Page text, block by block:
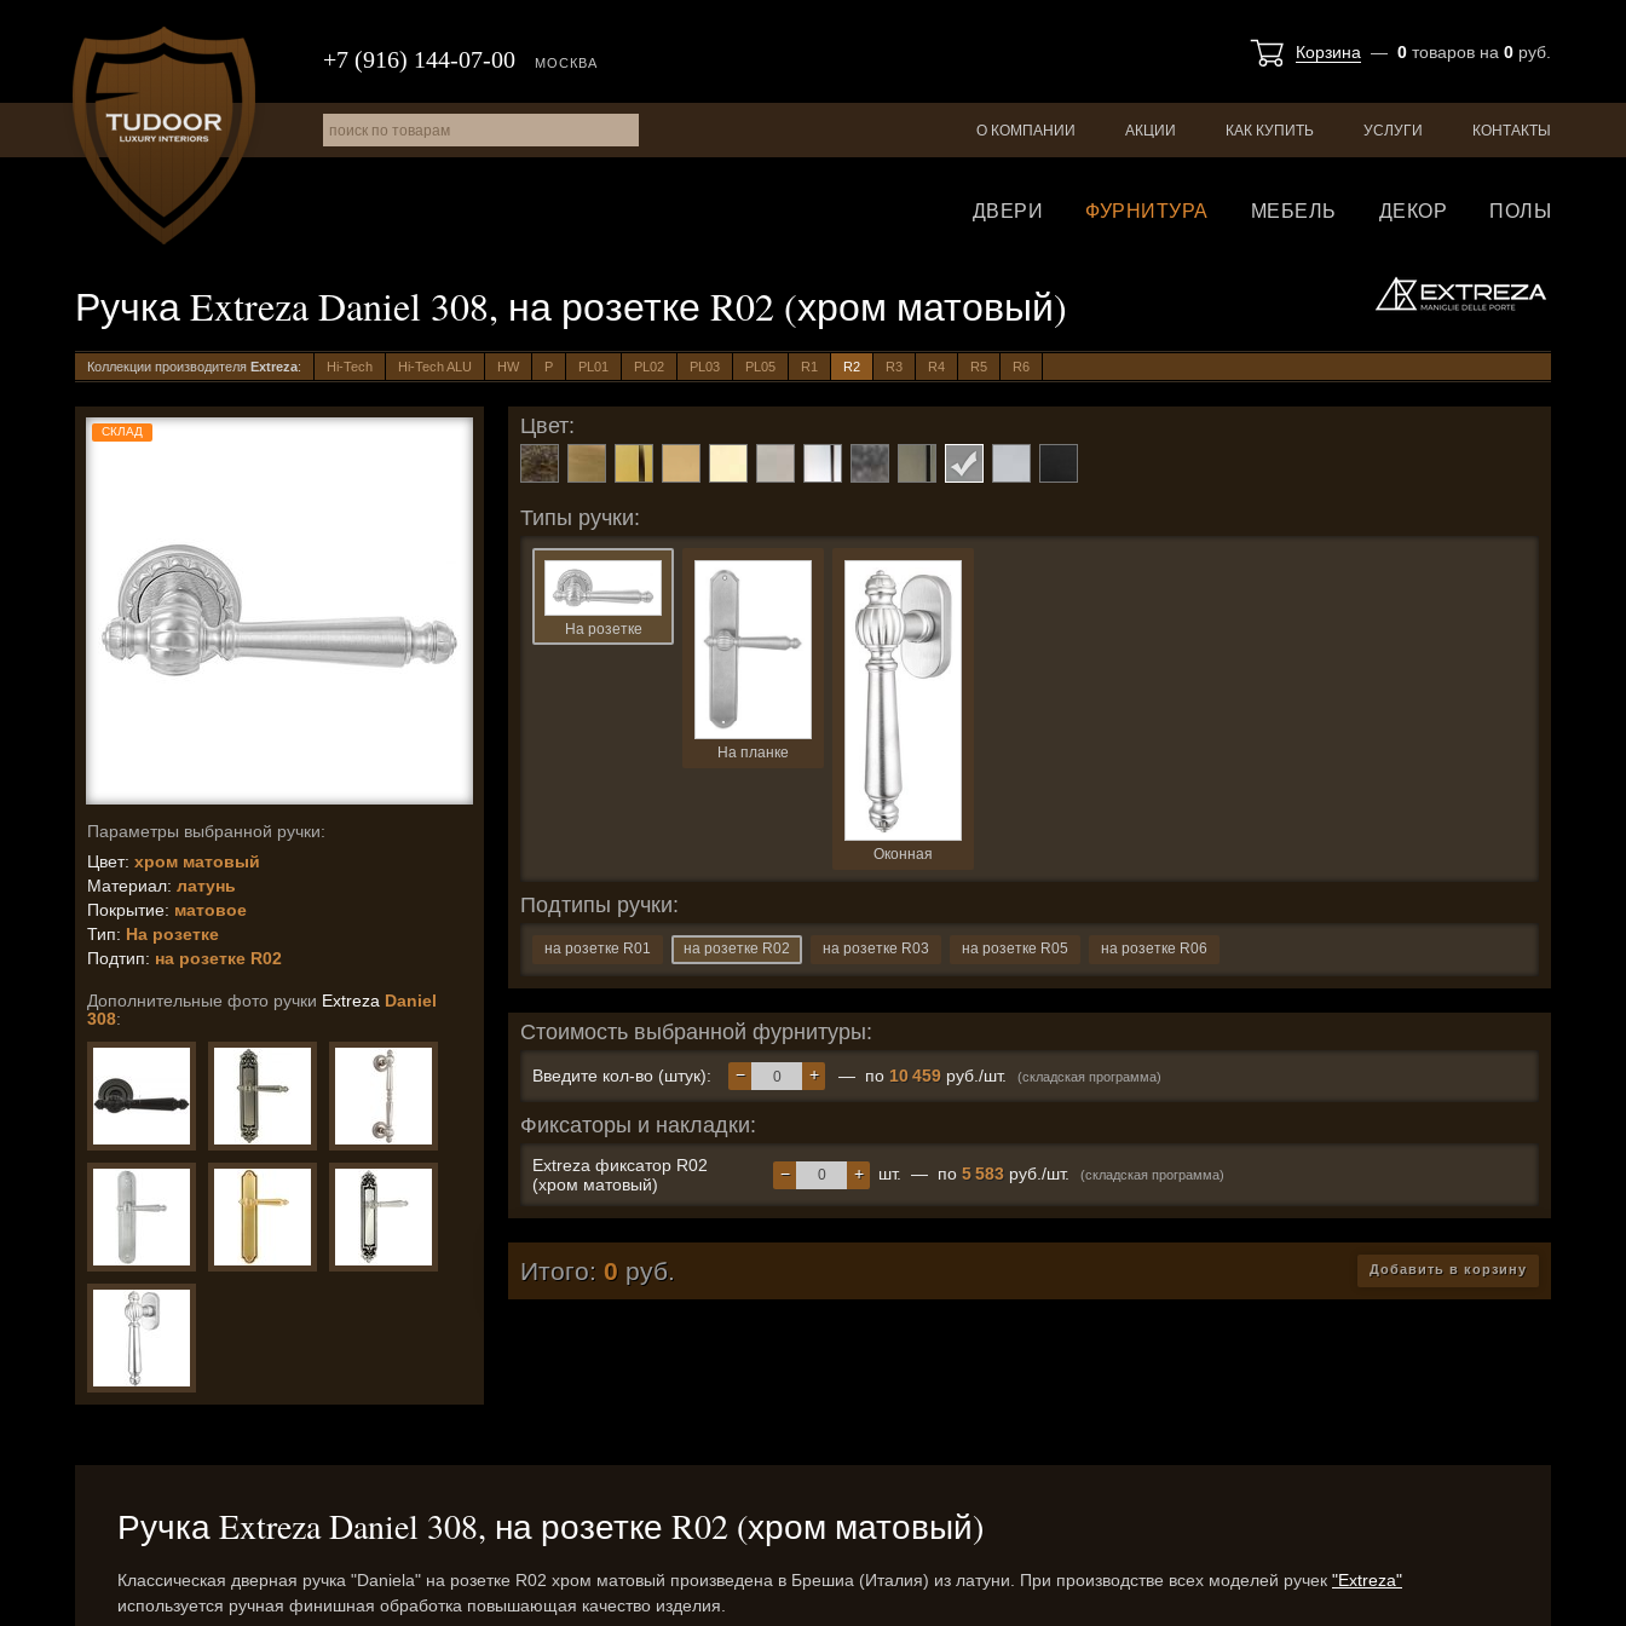
Корзина — 0 товаров на 0 руб.
+7 (916) 144-07-00 МОСКВА
О КОМПАНИИ АКЦИИ КАК КУПИТЬ УСЛУГИ КОНТАКТЫ
ДВЕРИ ФУРНИТУРА МЕБЕЛЬ ДЕКОР ПОЛЫ
Ручка Extreza Daniel 308, на розетке R02 (хром матовый)
Коллекции производителя Extreza: Hi-Tech Hi-Tech ALU HW P PL01 PL02 PL03 PL05 R1 R2 R3 R4 R5 R6
СКЛАД
Параметры выбранной ручки:
Цвет: хром матовый
Материал: латунь
Покрытие: матовое
Тип: На розетке
Подтип: на розетке R02
Дополнительные фото ручки Extreza Daniel
308:
Цвет:
Типы ручки:
На розетке
На планке
Оконная
Подтипы ручки:
на розетке R01 на розетке R02 на розетке R03 на розетке R05 на розетке R06
Стоимость выбранной фурнитуры:
Введите кол-во (штук): +
− — по 10 459 руб./шт. (складская программа)
Фиксаторы и накладки:
Extreza фиксатор R02
(хром матовый)
+
− шт. — по 5 583 руб./шт. (складская программа)
Итого: 0 руб. Добавить в корзину
Ручка Extreza Daniel 308, на розетке R02 (хром матовый)
Классическая дверная ручка "Daniela" на розетке R02 хром матовый произведена в Брешиа (Италия) из латуни. При производстве всех моделей ручек "Extreza"
используется ручная финишная обработка повышающая качество изделия.